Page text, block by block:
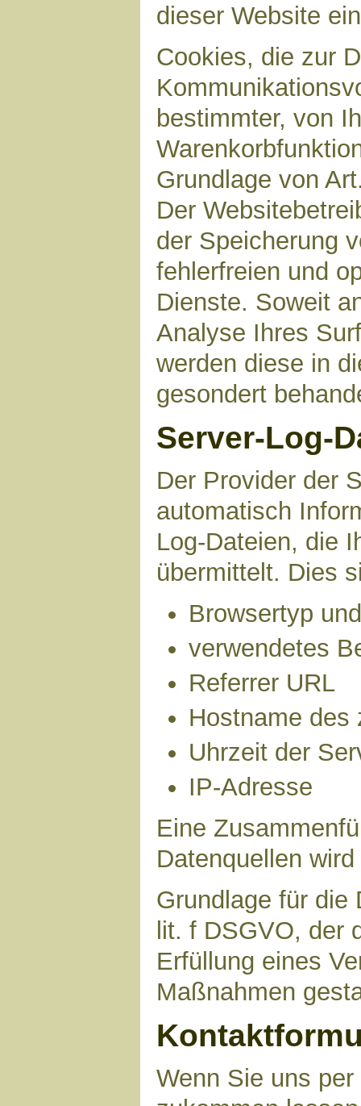
dieser Website
Cookies, die zur
bestimmter, von
Grundlage von
Der
der Speicherung
fehlerfreien und
Dienste. Soweit
Analyse Ihres
werden diese in
gesondert
Server-Log-
Der Provider der
automatisch
Log-Dateien, die
übermittelt. Dies
Browsertyp
verwendetes
Referrer URL
Hostname des
Uhrzeit der
IP-Adresse
Eine
Datenquellen
Grundlage für die
lit. f DSGVO, der
Erfüllung eines
Maßnahmen
Wenn Sie uns